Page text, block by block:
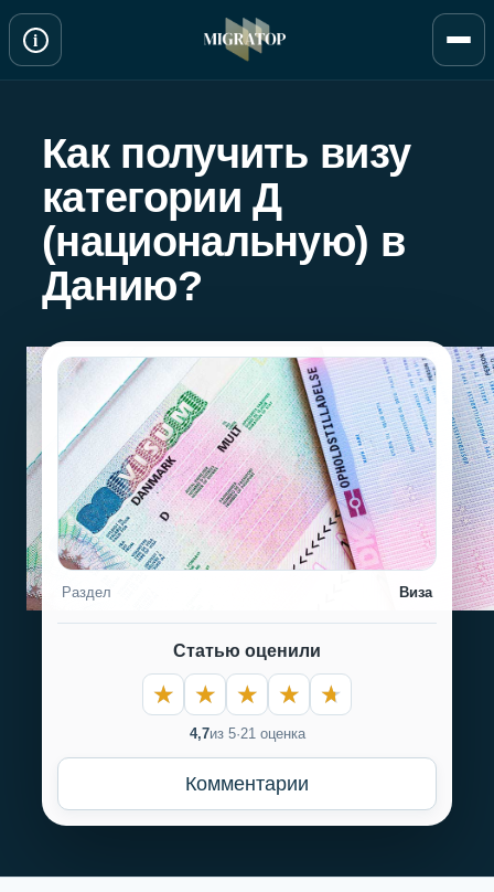
Перейти
i
Как получить визу
категории Д
(национальную) в
Данию?
Раздел Виза
Статью оценили
4,7из 5·21 оценка
Комментарии